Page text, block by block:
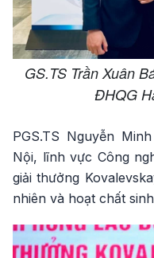
GS.TS Trần Xuân
ĐHQG
PGS.TS Nguyễn
Nội, lĩnh vực Công
giải thưởng
nhiên và hoạt chất